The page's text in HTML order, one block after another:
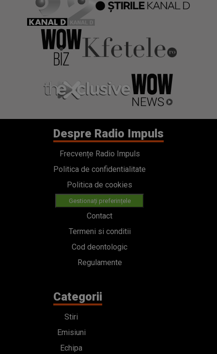
Despre Radio Impuls
Frecvențe Radio Impuls
Politica de confidentialitate
Politica de cookies
Gestionați preferințele
Contact
Termeni si conditii
Cod deontologic
Regulamente
Categorii
Stiri
Emisiuni
Echipa